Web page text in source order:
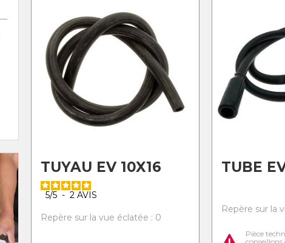
TUYAU EV 10X16
5/5 - 2 AVIS
Repère sur la vue éclatée : 0
TUBE
Repère sur la
Pièce